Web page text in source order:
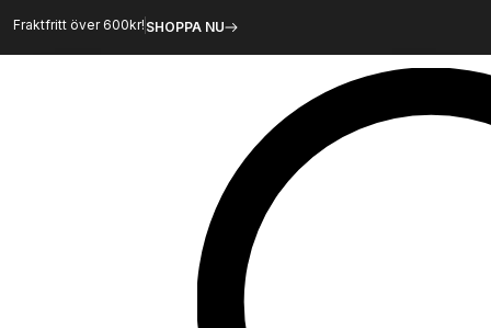
innehåll
Fraktfritt över 600kr! SHOPPA NU